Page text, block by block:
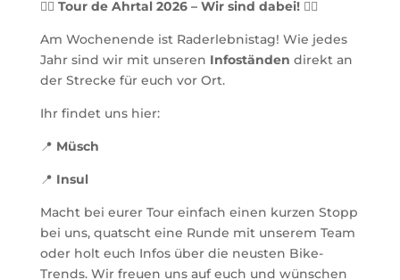
🚴‍♂️ Tour de Ahrtal 2026 – Wir sind dabei!🚴‍♀️
Am Wochenende ist Raderlebnistag! Wie jedes
Jahr sind wir mit unseren Infoständen direkt an
der Strecke für euch vor Ort.
Ihr findet uns hier:
📍 Müsch
📍 Insul
Macht bei eurer Tour einfach einen kurzen Stopp
bei uns, quatscht eine Runde mit unserem Team
oder holt euch Infos über die neusten Bike-
Trends. Wir freuen uns auf euch und wünschen